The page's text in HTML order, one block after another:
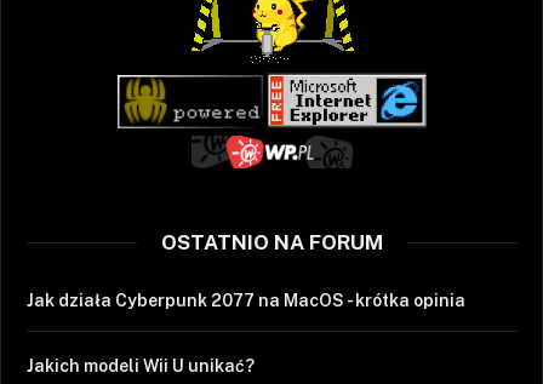
OSTATNIO NA FORUM
Jak działa Cyberpunk 2077 na MacOS - krótka opinia
Jakich modeli Wii U unikać?